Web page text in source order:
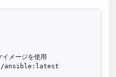
メージを使用
ansible:latest